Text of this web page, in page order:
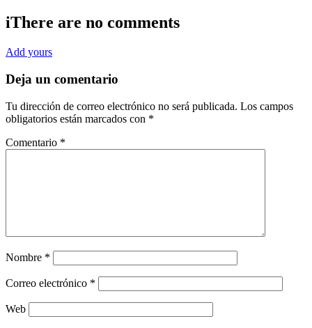
iThere are no comments
Add yours
Deja un comentario
Tu dirección de correo electrónico no será publicada. Los campos
obligatorios están marcados con *
Comentario *
Nombre *
Correo electrónico *
Web